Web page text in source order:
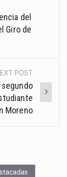
del
Giro de
POST
Moreno